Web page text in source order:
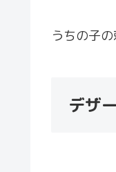
うちの子
デザ